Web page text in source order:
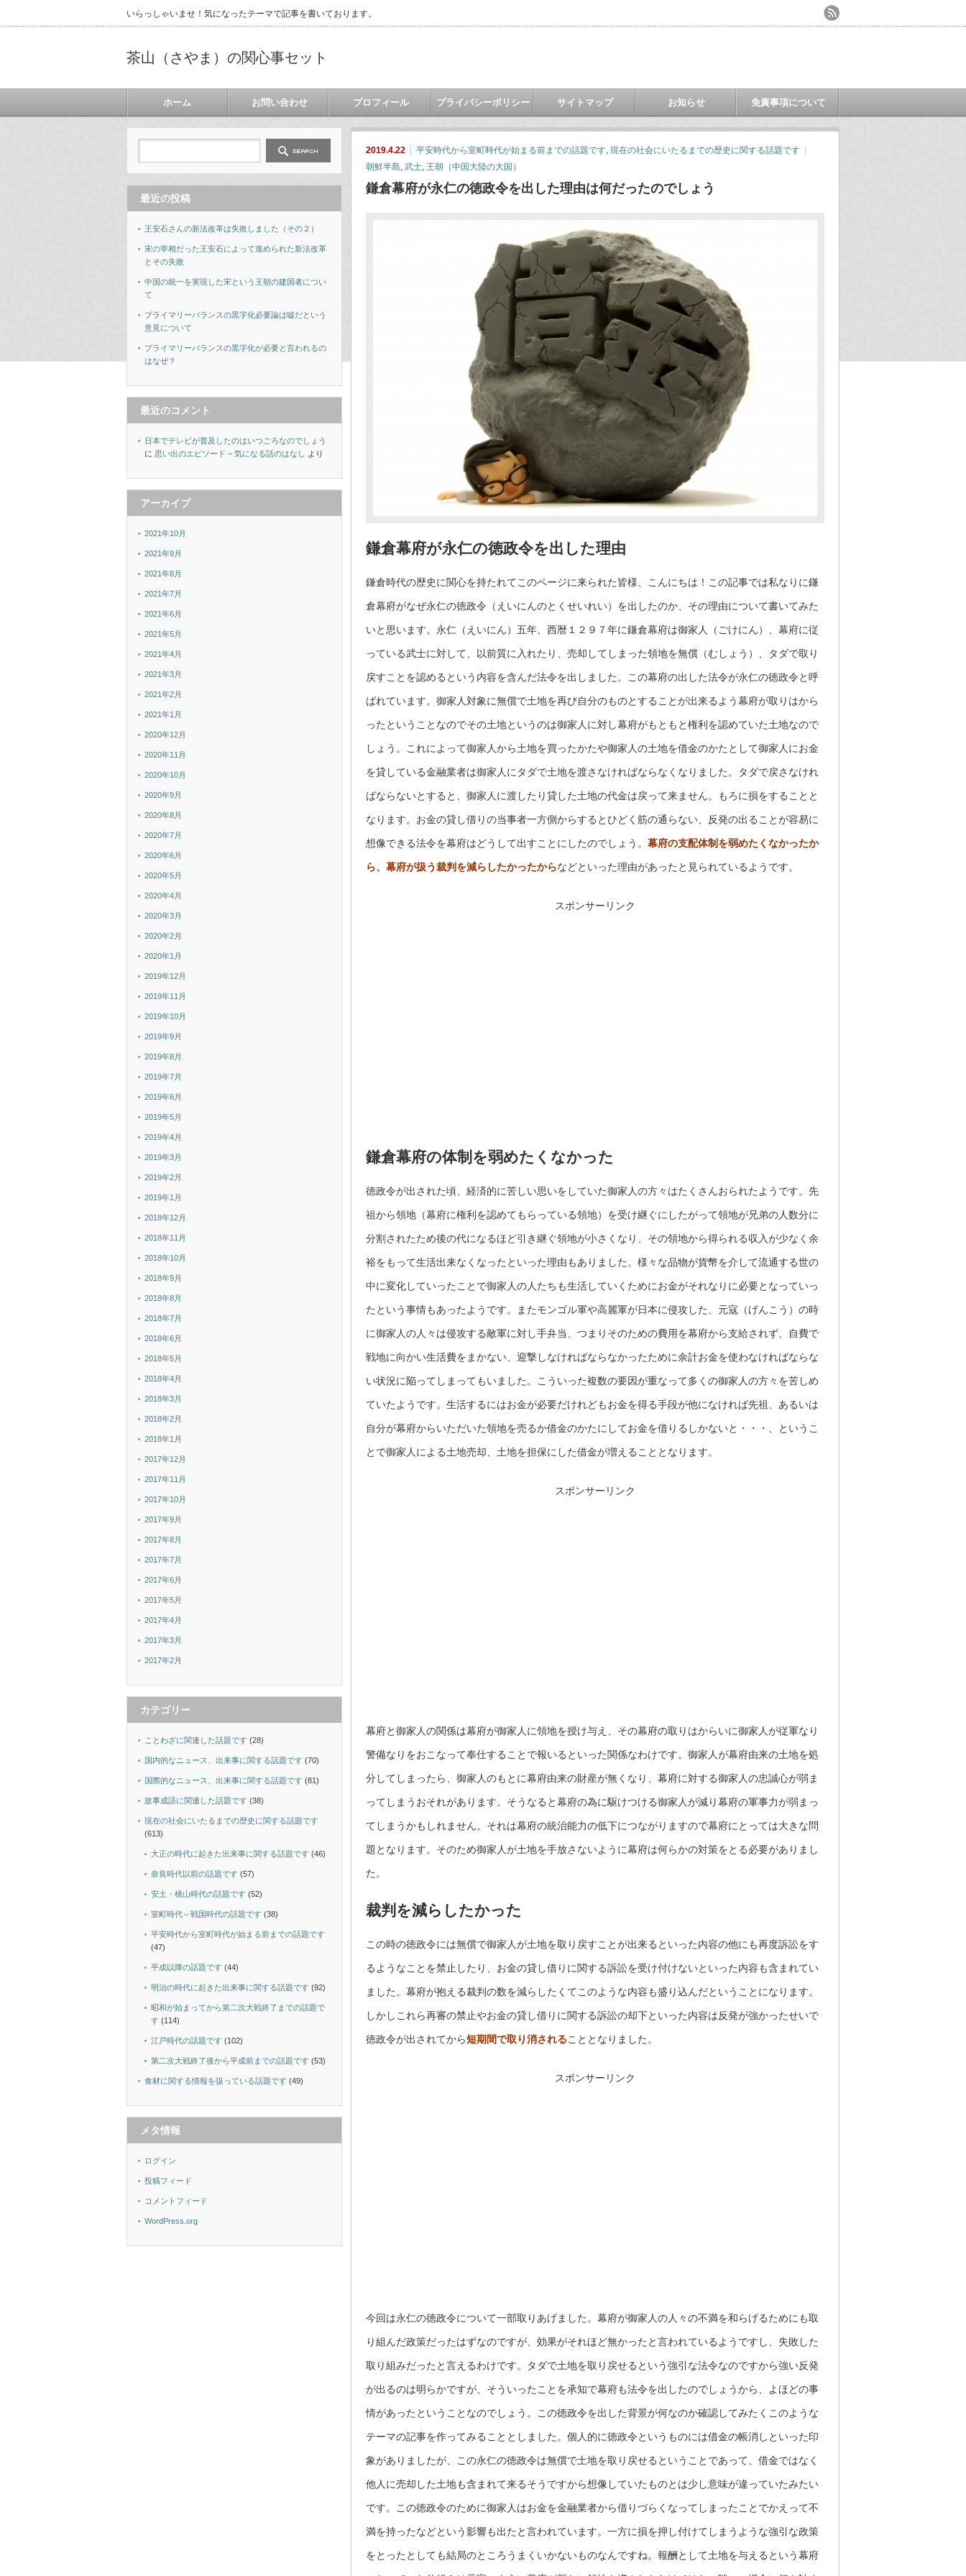
いらっしゃいませ！気になったテーマで記事を書いております。
茶山（さやま）の関心事セット
ホーム お問い合わせ プロフィール プライバシーポリシー サイトマップ お知らせ 免責事項について
2019.4.22 平安時代から室町時代が始まる前までの話題です, 現在の社会にいたるまでの歴史に関する話題です
朝鮮半島, 武士, 王朝（中国大陸の大国）
鎌倉幕府が永仁の徳政令を出した理由は何だったのでしょう
鎌倉幕府が永仁の徳政令を出した理由
鎌倉時代の歴史に関心を持たれてこのページに来られた皆様、こんにちは！この記事では私なりに鎌
倉幕府がなぜ永仁の徳政令（えいにんのとくせいれい）を出したのか、その理由について書いてみた
いと思います。永仁（えいにん）五年、西暦１２９７年に鎌倉幕府は御家人（ごけにん）、幕府に従
っている武士に対して、以前質に入れたり、売却してしまった領地を無償（むしょう）、タダで取り
戻すことを認めるという内容を含んだ法令を出しました。この幕府の出した法令が永仁の徳政令と呼
ばれています。御家人対象に無償で土地を再び自分のものとすることが出来るよう幕府が取りはから
ったということなのでその土地というのは御家人に対し幕府がもともと権利を認めていた土地なので
しょう。これによって御家人から土地を買ったかたや御家人の土地を借金のかたとして御家人にお金
を貸している金融業者は御家人にタダで土地を渡さなければならなくなりました。タダで戻さなけれ
ばならないとすると、御家人に渡したり貸した土地の代金は戻って来ません。もろに損をすることと
なります。お金の貸し借りの当事者一方側からするとひどく筋の通らない、反発の出ることが容易に
想像できる法令を幕府はどうして出すことにしたのでしょう。 幕府の支配体制を弱めたくなかったか
ら、幕府が扱う裁判を減らしたかったからなどといった理由があったと見られているようです。
スポンサーリンク
鎌倉幕府の体制を弱めたくなかった
徳政令が出された頃、経済的に苦しい思いをしていた御家人の方々はたくさんおられたようです。先
祖から領地（幕府に権利を認めてもらっている領地）を受け継ぐにしたがって領地が兄弟の人数分に
分割されたため後の代になるほど引き継ぐ領地が小さくなり、その領地から得られる収入が少なく余
裕をもって生活出来なくなったといった理由もありました。様々な品物が貨幣を介して流通する世の
中に変化していったことで御家人の人たちも生活していくためにお金がそれなりに必要となっていっ
たという事情もあったようです。またモンゴル軍や高麗軍が日本に侵攻した、元寇（げんこう）の時
に御家人の人々は侵攻する敵軍に対し手弁当、つまりそのための費用を幕府から支給されず、自費で
戦地に向かい生活費をまかない、迎撃しなければならなかったために余計お金を使わなければならな
い状況に陥ってしまってもいました。こういった複数の要因が重なって多くの御家人の方々を苦しめ
ていたようです。生活するにはお金が必要だけれどもお金を得る手段が他になければ先祖、あるいは
自分が幕府からいただいた領地を売るか借金のかたにしてお金を借りるしかないと・・・、というこ
とで御家人による土地売却、土地を担保にした借金が増えることとなります。
スポンサーリンク
幕府と御家人の関係は幕府が御家人に領地を授け与え、その幕府の取りはからいに御家人が従軍なり
警備なりをおこなって奉仕することで報いるといった関係なわけです。御家人が幕府由来の土地を処
分してしまったら、御家人のもとに幕府由来の財産が無くなり、幕府に対する御家人の忠誠心が弱ま
ってしまうおそれがあります。そうなると幕府の為に駆けつける御家人が減り幕府の軍事力が弱まっ
てしまうかもしれません。それは幕府の統治能力の低下につながりますので幕府にとっては大きな問
題となります。そのため御家人が土地を手放さないように幕府は何らかの対策をとる必要がありまし
た。
裁判を減らしたかった
この時の徳政令には無償で御家人が土地を取り戻すことが出来るといった内容の他にも再度訴訟をす
るようなことを禁止したり、お金の貸し借りに関する訴訟を受け付けないといった内容も含まれてい
ました。幕府が抱える裁判の数を減らしたくてこのような内容も盛り込んだということになります。
しかしこれら再審の禁止やお金の貸し借りに関する訴訟の却下といった内容は反発が強かったせいで
徳政令が出されてから短期間で取り消されることとなりました。
スポンサーリンク
今回は永仁の徳政令について一部取りあげました。幕府が御家人の人々の不満を和らげるためにも取
り組んだ政策だったはずなのですが、効果がそれほど無かったと言われているようですし、失敗した
取り組みだったと言えるわけです。タダで土地を取り戻せるという強引な法令なのですから強い反発
が出るのは明らかですが、そういったことを承知で幕府も法令を出したのでしょうから、よほどの事
情があったということなのでしょう。この徳政令を出した背景が何なのか確認してみたくこのような
テーマの記事を作ってみることとしました。個人的に徳政令というものには借金の帳消しといった印
象がありましたが、この永仁の徳政令は無償で土地を取り戻せるということであって、借金ではなく
他人に売却した土地も含まれて来るそうですから想像していたものとは少し意味が違っていたみたい
です。この徳政令のために御家人はお金を金融業者から借りづらくなってしまったことでかえって不
満を持ったなどという影響も出たと言われています。一方に損を押し付けてしまうような強引な政策
をとったとしても結局のところうまくいかないものなんですね。報酬として土地を与えるという幕府
最近の投稿
王安石さんの新法改革は失敗しました（その２）
宋の宰相だった王安石によって進められた新法改革
とその失敗
中国の統一を実現した宋という王朝の建国者につい
て
プライマリーバランスの黒字化必要論は嘘だという
意見について
プライマリーバランスの黒字化が必要と言われるの
はなぜ？
最近のコメント
日本でテレビが普及したのはいつごろなのでしょう
に 思い出のエピソード – 気になる話のはなし より
アーカイブ
2021年10月
2021年9月
2021年8月
2021年7月
2021年6月
2021年5月
2021年4月
2021年3月
2021年2月
2021年1月
2020年12月
2020年11月
2020年10月
2020年9月
2020年8月
2020年7月
2020年6月
2020年5月
2020年4月
2020年3月
2020年2月
2020年1月
2019年12月
2019年11月
2019年10月
2019年9月
2019年8月
2019年7月
2019年6月
2019年5月
2019年4月
2019年3月
2019年2月
2019年1月
2018年12月
2018年11月
2018年10月
2018年9月
2018年8月
2018年7月
2018年6月
2018年5月
2018年4月
2018年3月
2018年2月
2018年1月
2017年12月
2017年11月
2017年10月
2017年9月
2017年8月
2017年7月
2017年6月
2017年5月
2017年4月
2017年3月
2017年2月
カテゴリー
ことわざに関連した話題です (28)
国内的なニュース、出来事に関する話題です (70)
国際的なニュース、出来事に関する話題です (81)
故事成語に関連した話題です (38)
現在の社会にいたるまでの歴史に関する話題です
(613)
大正の時代に起きた出来事に関する話題です (46)
奈良時代以前の話題です (57)
安土・桃山時代の話題です (52)
室町時代～戦国時代の話題です (38)
平安時代から室町時代が始まる前までの話題です
(47)
平成以降の話題です (44)
明治の時代に起きた出来事に関する話題です (92)
昭和が始まってから第二次大戦終了までの話題で
す (114)
江戸時代の話題です (102)
第二次大戦終了後から平成前までの話題です (53)
食材に関する情報を扱っている話題です (49)
メタ情報
ログイン
投稿フィード
コメントフィード
WordPress.org